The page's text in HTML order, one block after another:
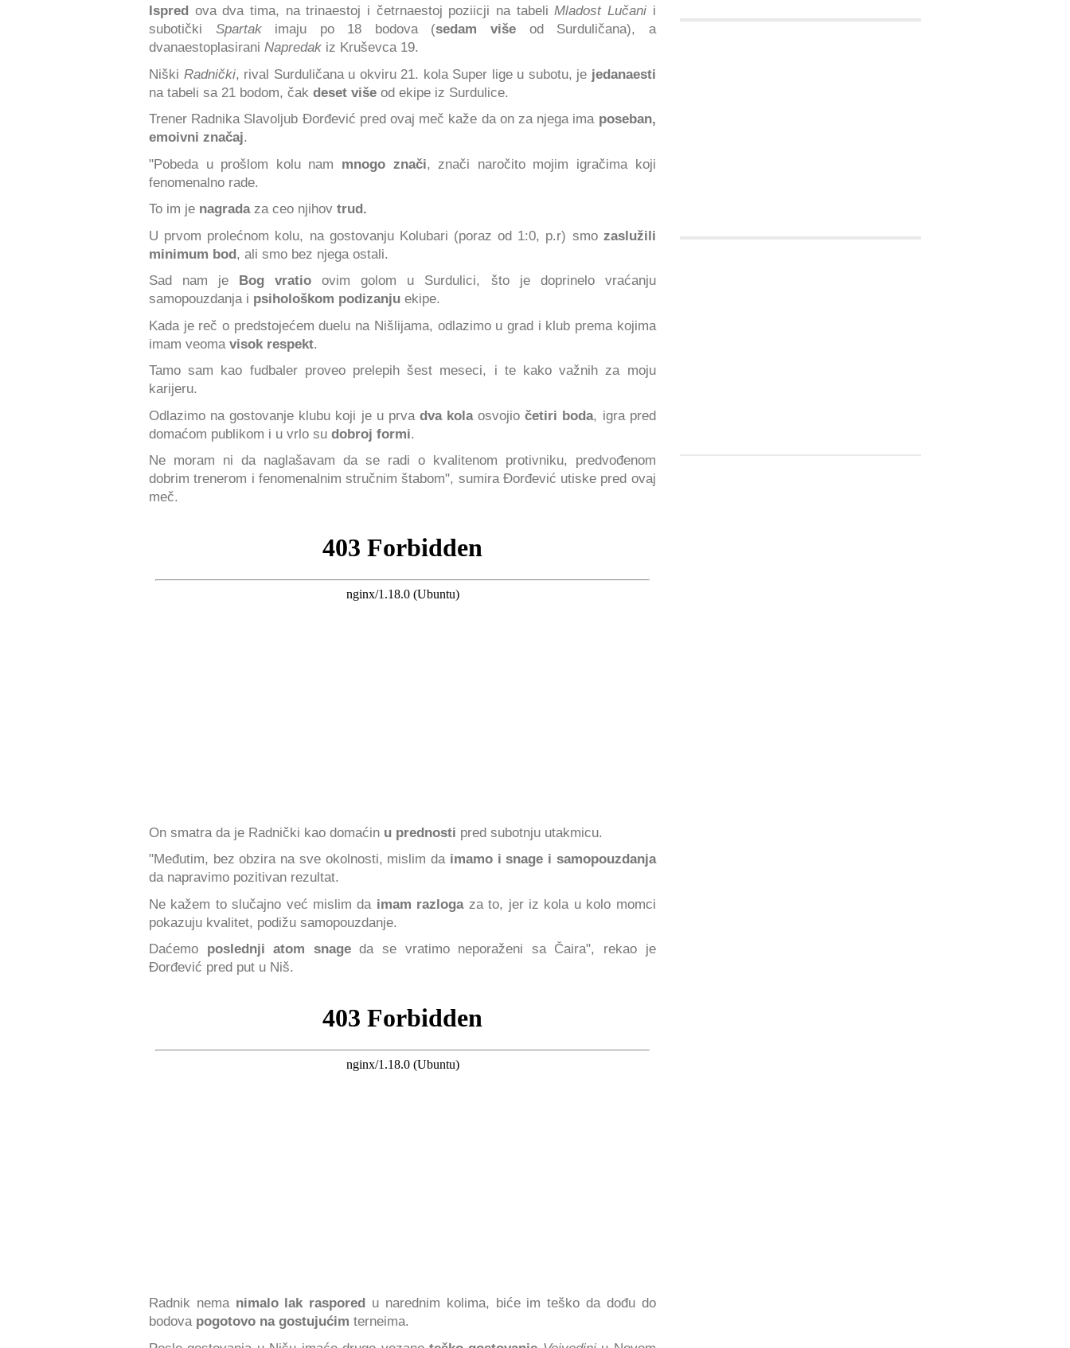
Ispred ova dva tima, na trinaestoj i četrnaestoj poziicji na tabeli Mladost Lučani i
subotički Spartakimaju po 18 bodova (sedam višeod Surduličana), a
dvanaestoplasirani Napredak iz Kruševca 19.
Niški Radnički, rival Surduličana u okviru 21. kola Super lige u subotu, je jedanaesti
na tabeli sa 21 bodom, čak deset više od ekipe iz Surdulice.
Trener Radnika Slavoljub Đorđević pred ovaj meč kaže da on za njega ima poseban,
emoivni značaj.
"Pobeda u prošlom kolu nam mnogo znači, znači naročito mojim igračima koji
fenomenalno rade.
To im je nagrada za ceo njihov trud.
U prvom prolećnom kolu, na gostovanju Kolubari (poraz od 1:0, p.r) smozaslužili
minimum bod, ali smo bez njega ostali.
Sad nam je
Bog vratio ovim golom u Surdulici, što je doprinelo vraćanju
samopouzdanja i psihološkom podizanju ekipe.
Kada je reč o predstojećem duelu na Nišlijama, odlazimo u grad i klub prema kojima
imam veoma visok respekt.
Tamo sam kao fudbaler proveo prelepih šest meseci, i te kako važnih za moju
karijeru.
Odlazimo na gostovanje klubu koji je u prva dva kolaosvojio četiri boda, igra pred
domaćom publikom i u vrlo su dobroj formi.
Ne moram ni da naglašavam da se radi o kvalitenom protivniku, predvođenom
dobrim trenerom i fenomenalnim stručnim štabom", sumira Đorđević utiske pred ovaj
meč.
On smatra da je Radnički kao domaćin u prednosti pred subotnju utakmicu.
"Međutim, bez obzira na sve okolnosti, mislim da imamo i snage i samopouzdanja
da napravimo pozitivan rezultat.
Ne kažem to slučajno već mislim da imam razloga za to, jer iz kola u kolo momci
pokazuju kvalitet, podižu samopouzdanje.
Daćemo poslednji atom snageda se vratimo neporaženi sa Čaira", rekao je
Đorđević pred put u Niš.
Radnik nema nimalo lak raspored u narednim kolima, biće im teško da dođu do
bodova pogotovo na gostujućim terneima.